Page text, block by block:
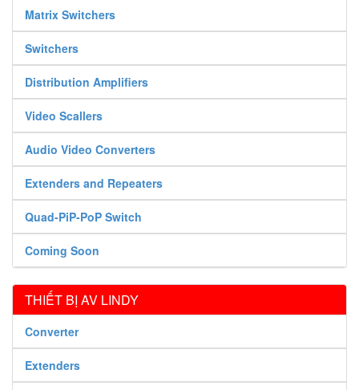
Matrix Switchers
Switchers
Distribution Amplifiers
Video Scallers
Audio Video Converters
Extenders and Repeaters
Quad-PiP-PoP Switch
Coming Soon
THIẾT BỊ AV LINDY
Converter
Extenders